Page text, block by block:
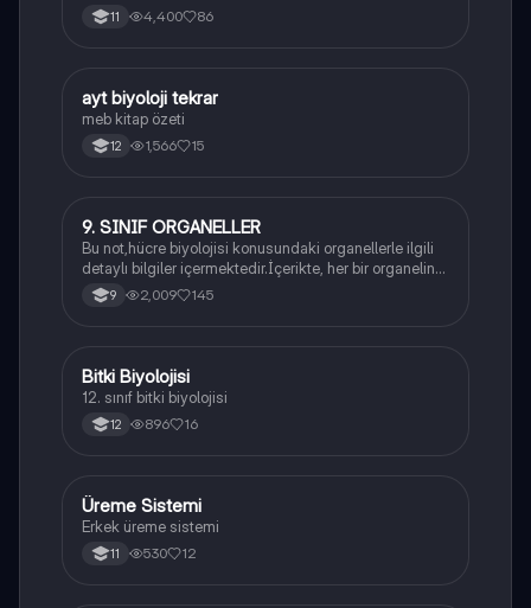
11 4,400 86
Biyoloji
ayt biyoloji tekrar
meb kitap özeti
12 1,566 15
Biyoloji
9. SINIF ORGANELLER
Bu not,hücre biyolojisi konusundaki organellerle ilgili
detaylı bilgiler içermektedir.İçerikte, her bir organelin
yapısı,fonksiyonları ve hücre içindeki rolü
açıklanmaktadır.
9 2,009 145
Biyoloji
Bitki Biyolojisi
12. sınıf bitki biyolojisi
12 896 16
Biyoloji
Üreme Sistemi
Erkek üreme sistemi
11 530 12